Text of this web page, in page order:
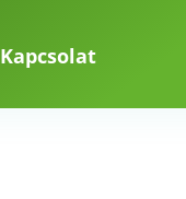
Kapcsolat